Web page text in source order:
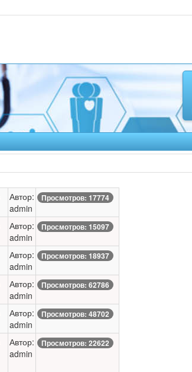
Автор:
admin
Просмотров: 17774
Автор:
admin
Просмотров: 15097
Автор:
admin
Просмотров: 18937
Автор:
admin
Просмотров: 62786
Автор:
admin
Просмотров: 48702
Автор:
admin
Просмотров: 22622